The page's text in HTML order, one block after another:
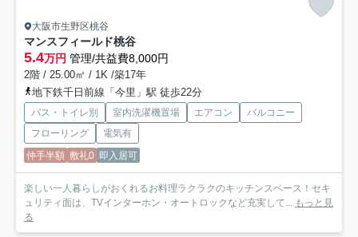
大阪市生野区桃谷
マンスフィールド桃谷
5.4万円 管理/共益費8,000円
2階 / 25.00㎡ / 1K /築17年
地下鉄千日前線「今里」駅 徒歩22分
バス・トイレ別 室内洗濯機置場 エアコン
バルコニー
フローリング
電気有
仲手半額 敷礼0 即入居可
楽しい一人暮らしがおくれるお料理ラクラクのキッチンスペース！セキ
ュリティ面は、TVインターホン・オートロックなど充実して... もっと見
る